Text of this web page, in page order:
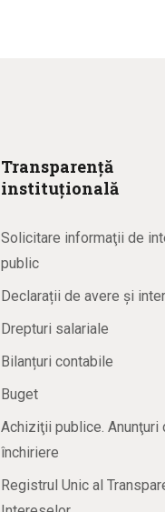
Transparență
instituțională
Solicitare informaţii de
public
Declarații de avere și
Drepturi salariale
Bilanțuri contabile
Buget
Achiziţii publice. Anunţuri
închiriere
Registrul Unic al